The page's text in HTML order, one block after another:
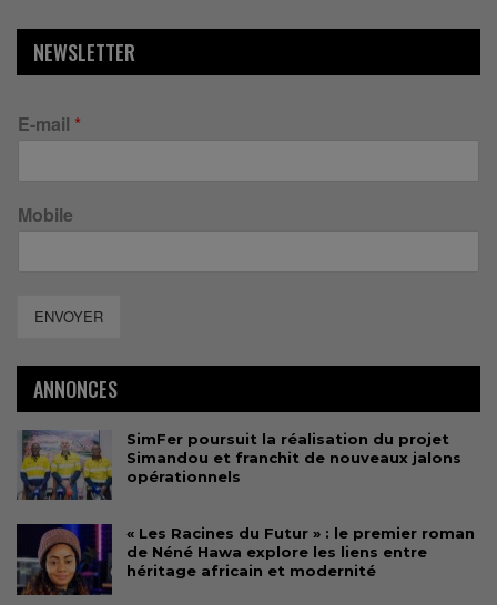
NEWSLETTER
E-mail *
Mobile
ENVOYER
ANNONCES
SimFer poursuit la réalisation du projet
Simandou et franchit de nouveaux jalons
opérationnels
« Les Racines du Futur » : le premier roman
de Néné Hawa explore les liens entre
héritage africain et modernité